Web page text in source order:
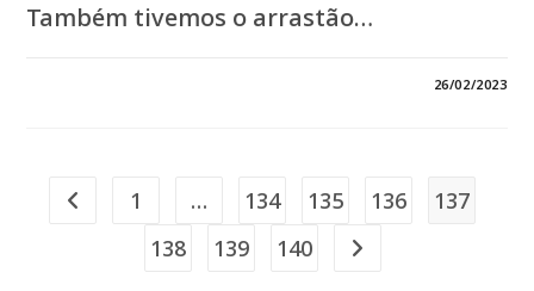
Também tivemos o arrastão…
26/02/2023
Ir para a página anterior
1 … 134 135 136
137
138
139 140 Ir para a próxima